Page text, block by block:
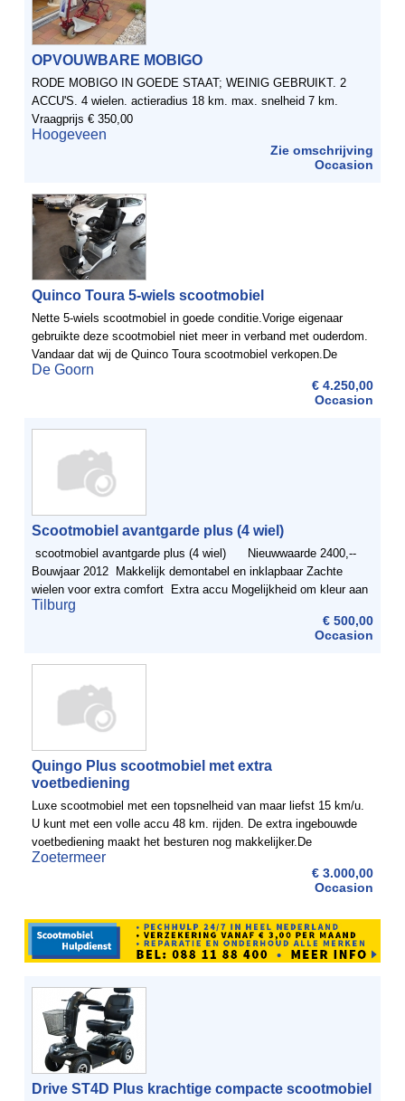
OPVOUWBARE MOBIGO
RODE MOBIGO IN GOEDE STAAT; WEINIG GEBRUIKT. 2
ACCU'S. 4 wielen. actieradius 18 km. max. snelheid 7 km.
Vraagprijs € 350,00
Hoogeveen
Zie omschrijving
Occasion
Quinco Toura 5-wiels scootmobiel
Nette 5-wiels scootmobiel in goede conditie.Vorige eigenaar
gebruikte deze scootmobiel niet meer in verband met ouderdom.
Vandaar dat wij de Quinco Toura scootmobiel verkopen.De
scootmobiel heeft altijd binnen gestaan. Voor een prijs van ...
De Goorn
€ 4.250,00
Occasion
Scootmobiel avantgarde plus (4 wiel)
scootmobiel avantgarde plus (4 wiel) Nieuwwaarde 2400,--
Bouwjaar 2012 Makkelijk demontabel en inklapbaar Zachte
wielen voor extra comfort Extra accu Mogelijkheid om kleur aan
te passen met ...
Tilburg
€ 500,00
Occasion
Quingo Plus scootmobiel met extra
voetbediening
Luxe scootmobiel met een topsnelheid van maar liefst 15 km/u.
U kunt met een volle accu 48 km. rijden. De extra ingebouwde
voetbediening maakt het besturen nog makkelijker.De
scootmobiel is uit 2014 en heeft slechts 23 km gereden. ...
Zoetermeer
€ 3.000,00
Occasion
Drive ST4D Plus krachtige compacte scootmobiel